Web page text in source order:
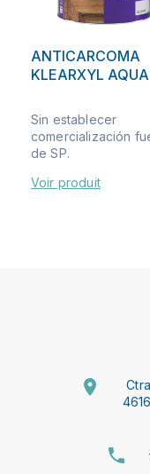
ANTICARCOMA
KLEARXYL
Sin establecer
comercialización
de SP.
Voir produit